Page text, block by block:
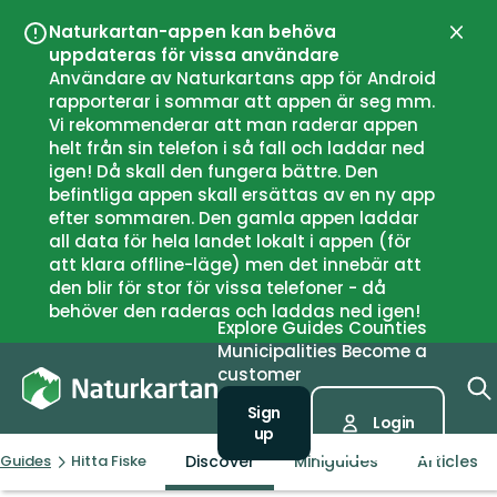
Naturkartan-appen kan behöva
uppdateras för vissa användare
Användare av Naturkartans app för Android
rapporterar i sommar att appen är seg mm.
Vi rekommenderar att man raderar appen
helt från sin telefon i så fall och laddar ned
igen! Då skall den fungera bättre. Den
befintliga appen skall ersättas av en ny app
efter sommaren. Den gamla appen laddar
all data för hela landet lokalt i appen (för
att klara offline-läge) men det innebär att
den blir för stor för vissa telefoner - då
behöver den raderas och laddas ned igen!
Close
Explore Guides Counties
Municipalities Become a
customer
Sign
up
Login
Guides Hitta Fiske Discover Miniguides Articles